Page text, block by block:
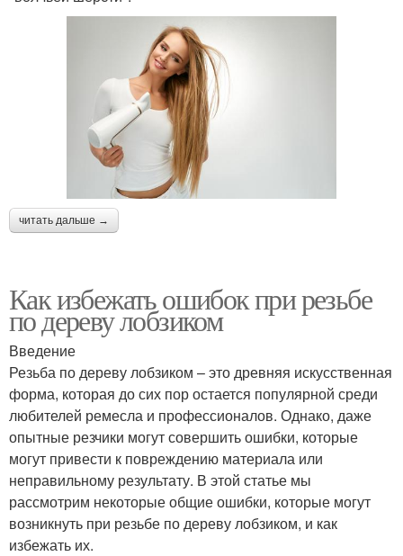
читать дальше →
Как избежать ошибок при резьбе
по дереву лобзиком
Введение
Резьба по дереву лобзиком – это древняя искусственная
форма, которая до сих пор остается популярной среди
любителей ремесла и профессионалов. Однако, даже
опытные резчики могут совершить ошибки, которые
могут привести к повреждению материала или
неправильному результату. В этой статье мы
рассмотрим некоторые общие ошибки, которые могут
возникнуть при резьбе по дереву лобзиком, и как
избежать их.